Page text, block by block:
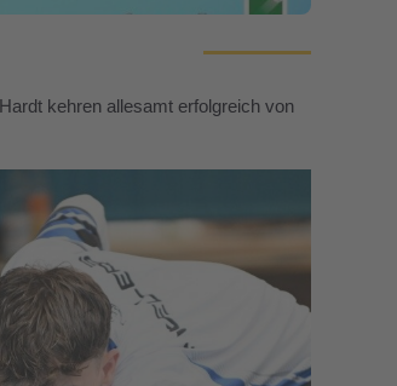
kehren allesamt erfolgreich von